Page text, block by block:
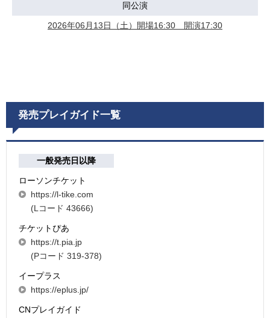
同公演
2026年06月13日（土）開場16:30 開演17:30
発売プレイガイド一覧
一般発売日以降
ローソンチケット
https://l-tike.com
(Lコード 43666)
チケットぴあ
https://t.pia.jp
(Pコード 319-378)
イープラス
https://eplus.jp/
CNプレイガイド